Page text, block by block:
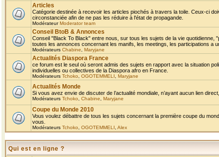
Articles
Catégorie destinée à recevoir les articles piochés à travers la toile. Ceux-ci
circonstanciée afin de ne pas les réduire à l'état de propagande.
ModérateurModerator team
Conseil BtoB & Annonces
Conseil "Black To Black" entre nous, sur tous les sujets de la vie
toutes les annonces concernant les manifs, les meetings, les participations a
Modérateurs Chabine Maryjane
Actualités Diaspora France
ce forum est le seul où seront admis des sujets en rapport avec la situation
individuelles ou collectives de la Diaspora afro en France.
Modérateurs Tchoko OGOTEMMELI Maryjane
Actualités Monde
Si vous avez envie de discuter de l’actualité mondiale, n’ayant aucun lien
Modérateurs Tchoko Chabine Maryjane
Coupe du Monde 2010
Vous voulez débattre de tous les sujets concernant la première coupe du
vous.
Modérateurs Tchoko OGOTEMMELI Alex
Qui est en ligne ?